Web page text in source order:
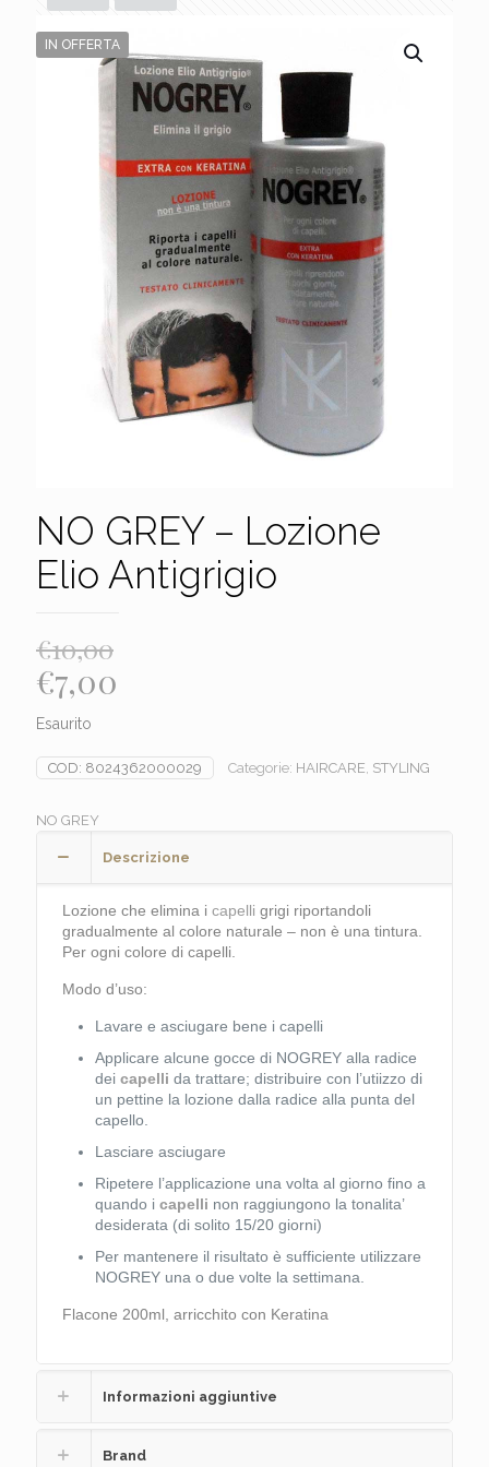
IN OFFERTA
NO GREY – Lozione
Elio Antigrigio
€10,00
Il
prezzo
originale
era:
€10,00.
€7,00
attuale
è:
Esaurito
COD: 8024362000029 Categorie: HAIRCARE STYLING
NO GREY
Descrizione
Lozione che elimina icapelli grigi riportandoli
gradualmente al colore naturale – non è una tintura.
Per ogni colore di capelli.
Modo d’uso:
Lavare e asciugare bene i capelli
Applicare alcune gocce di NOGREY alla radice
deicapelli da trattare; distribuire con l’utiizzo di
un pettine la lozione dalla radice alla punta del
capello.
Lasciare asciugare
Ripetere l’applicazione una volta al giorno fino a
quando icapelli non raggiungono la tonalita’
desiderata (di solito 15/20 giorni)
Per mantenere il risultato è sufficiente utilizzare
NOGREY una o due volte la settimana.
Flacone 200ml, arricchito con Keratina
Informazioni aggiuntive
Brand